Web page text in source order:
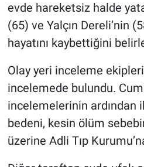
evde hareketsiz halde
(65) ve Yalçın Dereli’nin
hayatını kaybettiğini
Olay yeri inceleme
incelemede bulundu.
incelemelerinin ardından
bedeni, kesin ölüm
üzerine Adli Tıp